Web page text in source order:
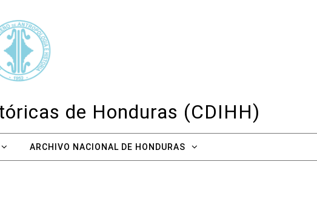
de Honduras (CDIHH)
ARCHIVO NACIONAL DE HONDURAS